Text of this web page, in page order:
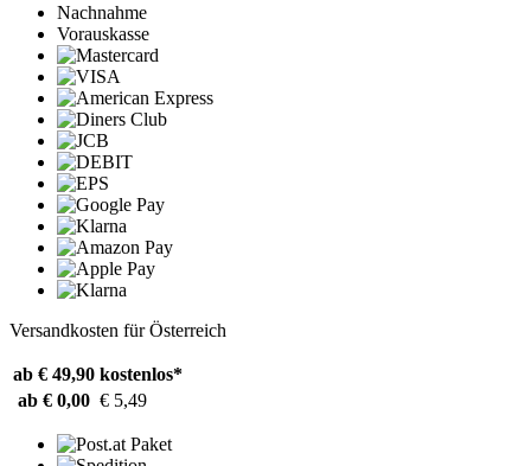
Nachnahme
Vorauskasse
Versandkosten für Österreich
ab € 49,90 kostenlos*
ab € 0,00 € 5,49